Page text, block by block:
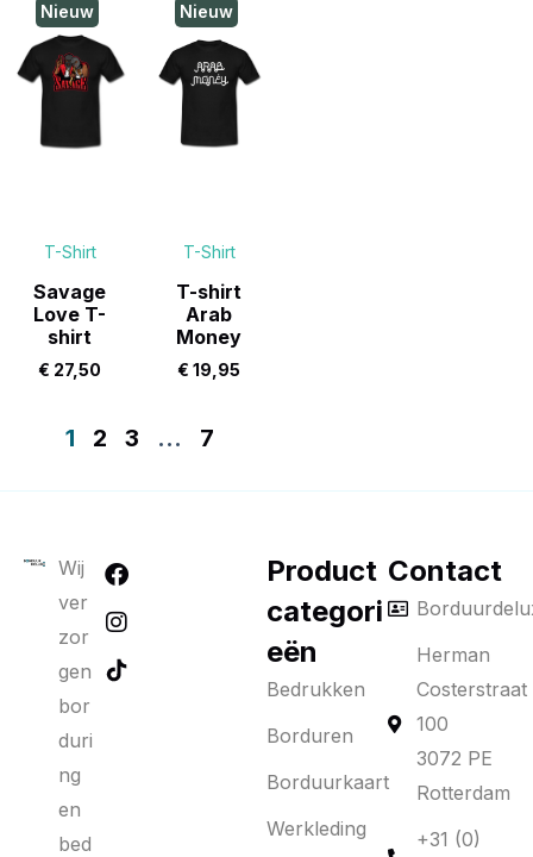
Nieuw
T-Shirt
Savage
Love T-
shirt
€ 27,50
Nieuw
T-Shirt
T-shirt
Arab
Money
€ 19,95
1 2 3 … 7
Wij
ver
zor
gen
bor
duri
ng
en
bed
Product
categori
eën
Bedrukken
Borduren
Borduurkaart
Werkleding
Contact
Herman
Costerstraat
100
3072 PE
Rotterdam
+31 (0)